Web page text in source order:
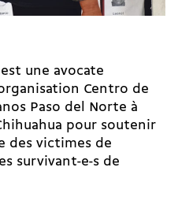
une avocate
Centro de
Paso del Norte à
pour soutenir
des victimes de
survivant-e-s de